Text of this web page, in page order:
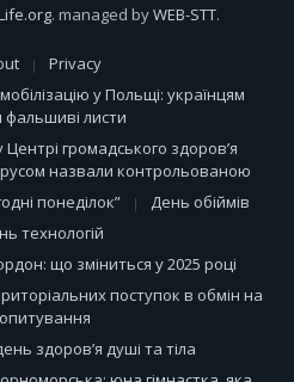
. managed byWEB-STT.
Privacy
у Польщі: українцям
фальшиві листи
громадського здоров’я
назвали контрольованою
понеділок”
День обіймів
технологій
що зміниться у 2025 році
поступок в обмін на
здоров’я душі та тіла